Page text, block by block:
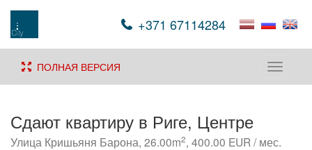
+371 67114284
Toggle
ПОЛНАЯ ВЕРСИЯ
Сдают квартиру в Риге, Центре
Улица Кришьяня Барона, 26.00m2, 400.00 EUR / мес.